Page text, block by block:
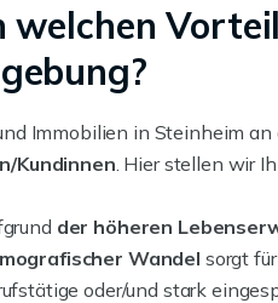
welchen
Immobilien in Steinheim an
Kundinnen. Hier stellen wir
der höheren
Wandel sorgt
oder/und stark